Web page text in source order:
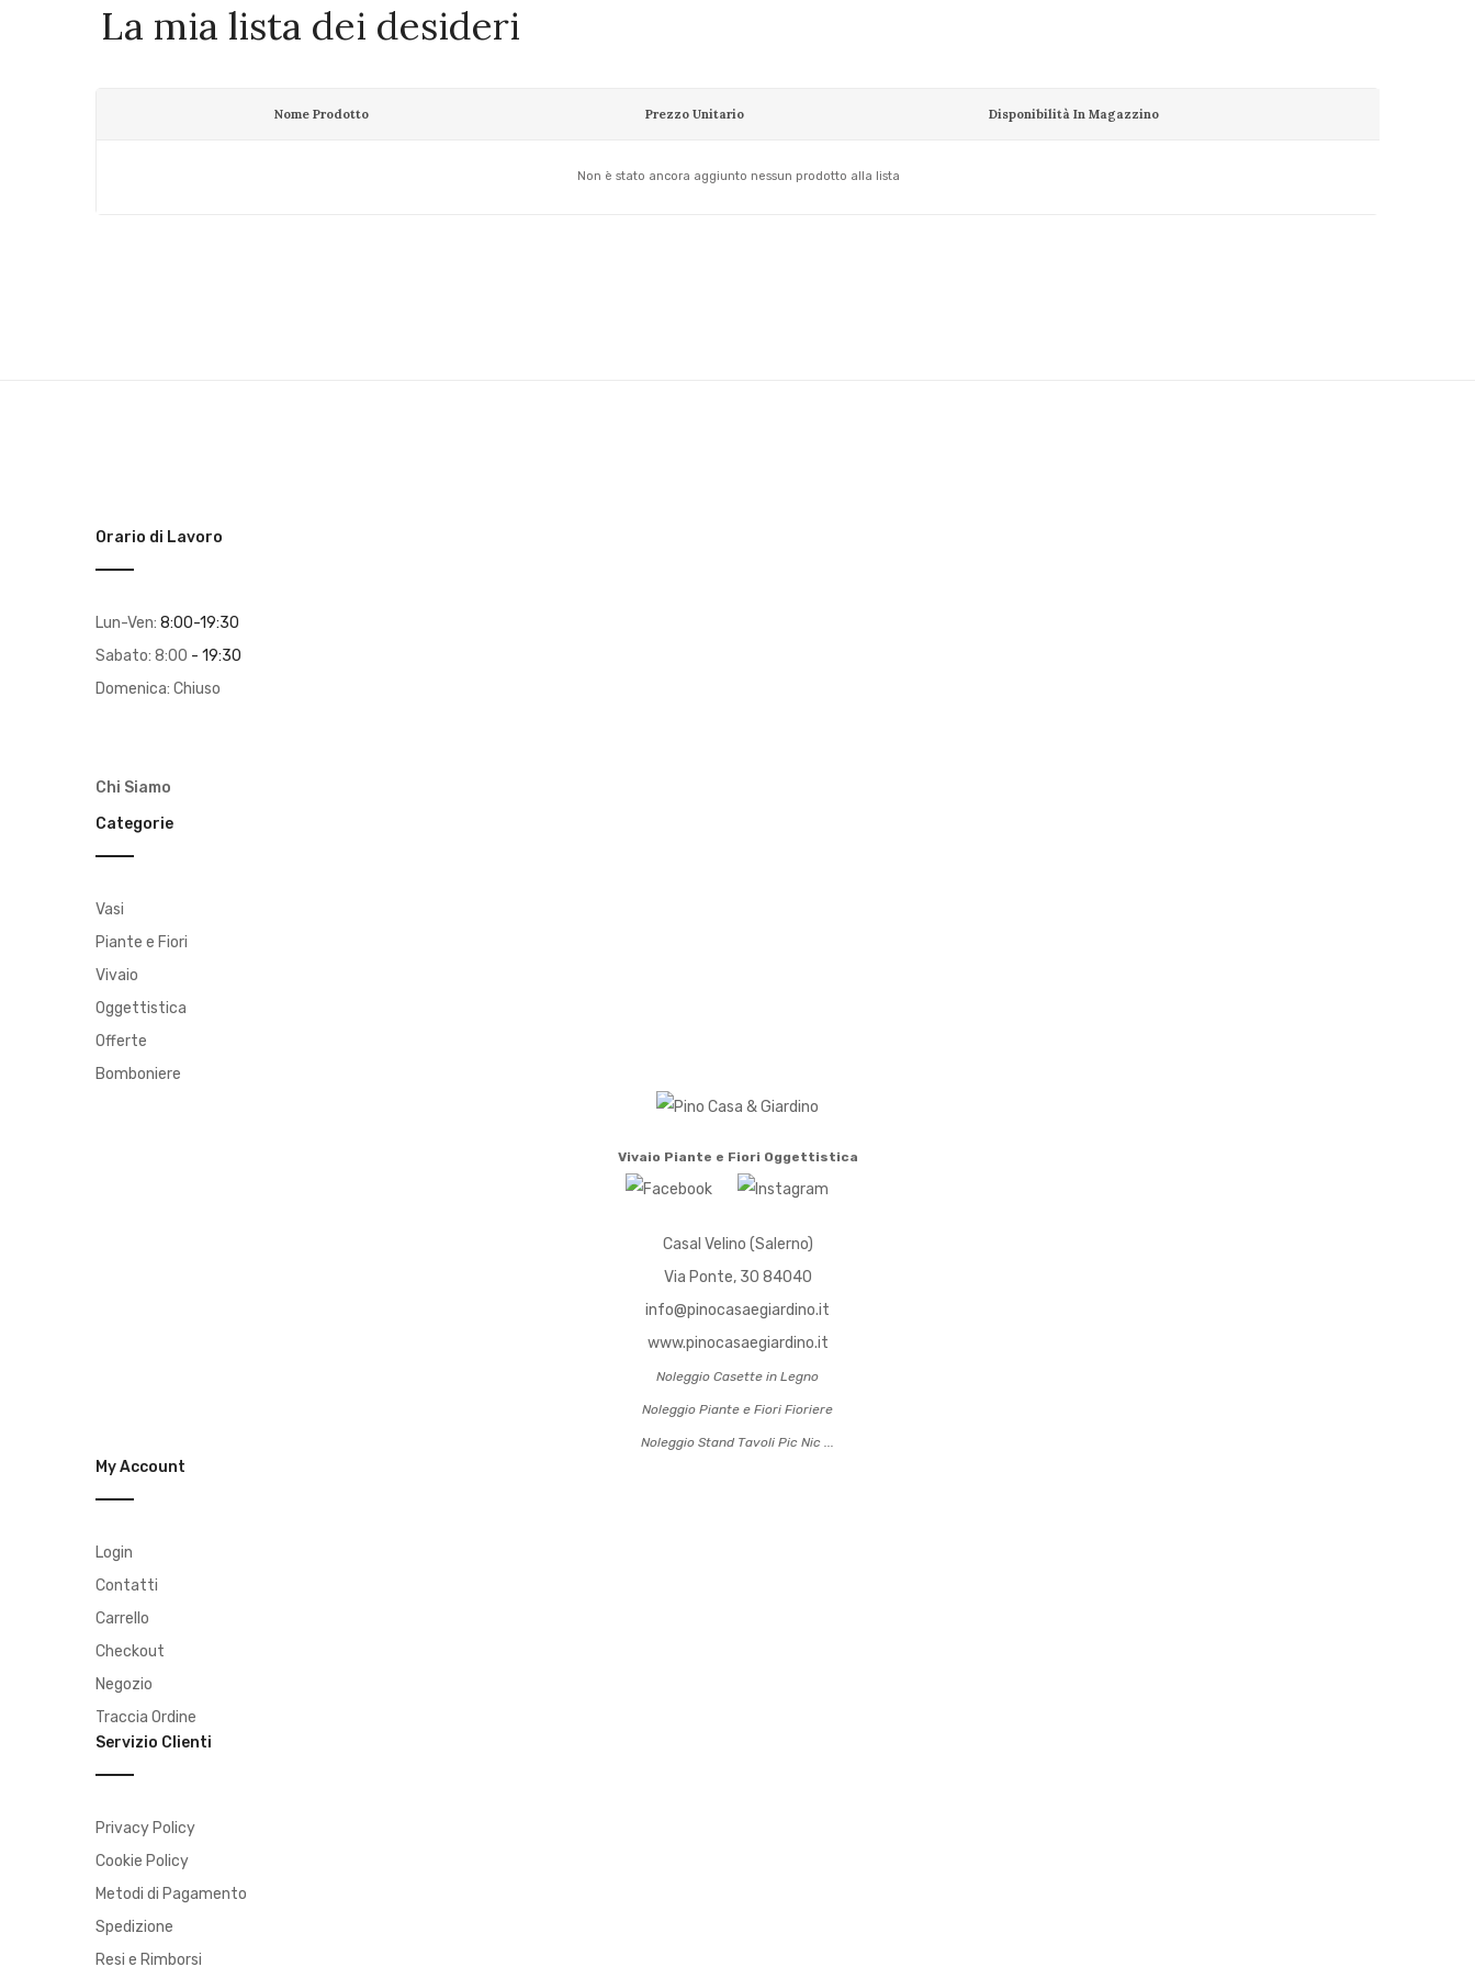
La mia lista dei desideri
Nome Prodotto Prezzo Unitario Disponibilità In Magazzino
Non è stato ancora aggiunto nessun prodotto alla lista
Orario di Lavoro
Lun-Ven: 8:00-19:30
Sabato: 8:00 - 19:30
Domenica: Chiuso
Chi Siamo
Categorie
Vasi
Piante e Fiori
Vivaio
Oggettistica
Offerte
Bomboniere
Vivaio Piante e Fiori Oggettistica
Casal Velino (Salerno)
Via Ponte, 30 84040
info@pinocasaegiardino.it
www.pinocasaegiardino.it
Noleggio Casette in Legno
Noleggio Piante e Fiori Fioriere
Noleggio Stand Tavoli Pic Nic ...
My Account
Login
Contatti
Carrello
Checkout
Negozio
Traccia Ordine
Servizio Clienti
Privacy Policy
Cookie Policy
Metodi di Pagamento
Spedizione
Resi e Rimborsi